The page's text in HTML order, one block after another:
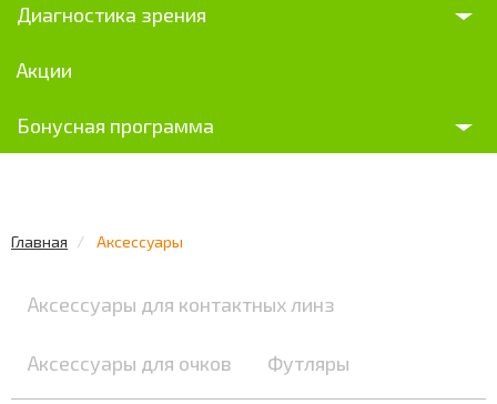
Диагностика зрения
Акции
Бонусная программа
Главная Аксессуары
Аксессуары для контактных линз
Аксессуары для очков Футляры